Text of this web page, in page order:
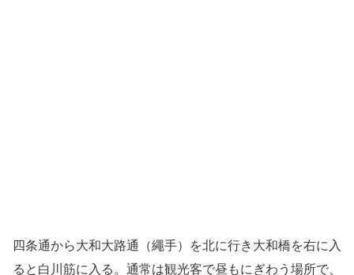
四条通から大和大路通（繩手）を北に行き大和橋を右に入
ると白川筋に入る。通常は観光客で昼もにぎわう場所で、